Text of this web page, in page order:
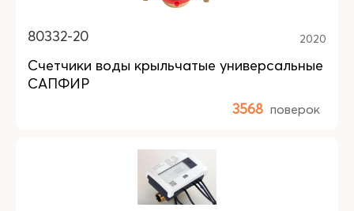
80332-20 2020
Счетчики воды крыльчатые универсальные
САПФИР
3568 поверок